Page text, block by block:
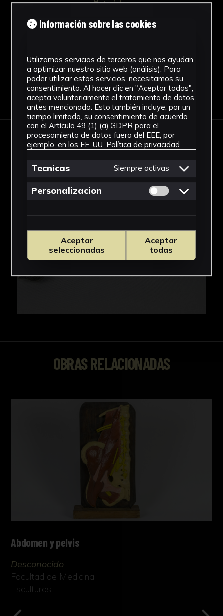
Materiales
Vidrio
Descargar Ficha
IMÁGENES
OBRAS RELACIONADAS
Abdomen y pelvis
Desconocido
Facultad de Medicina
Esculturas
Información sobre las cookies
Utilizamos servicios de terceros que nos ayudan
a optimizar nuestro sitio web (análisis). Para
poder utilizar estos servicios, necesitamos su
consentimiento. Al hacer clic en "Aceptar todas",
acepta voluntariamente el tratamiento de datos
antes mencionado. Esto también incluye, por un
tiempo limitado, su consentimiento de acuerdo
con el Artículo 49 (1) (a) GDPR para el
procesamiento de datos fuera del EEE, por
ejemplo, en los EE. UU. Política de privacidad
Tecnicas Siempre activas
Personalizacion Permitir cookies
Aceptar
seleccionadas
Aceptar
todas